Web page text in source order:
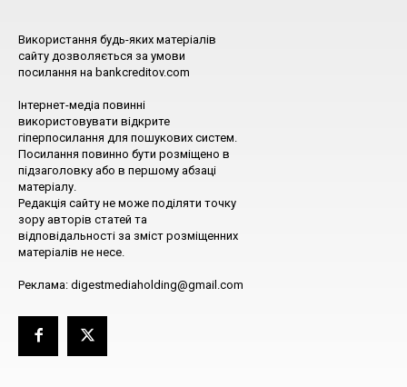
Використання будь-яких матеріалів
сайту дозволяється за умови
посилання на bankcreditov.com
Інтернет-медіа повинні
використовувати відкрите
гіперпосилання для пошукових систем.
Посилання повинно бути розміщено в
підзаголовку або в першому абзаці
матеріалу.
Редакція сайту не може поділяти точку
зору авторів статей та
відповідальності за зміст розміщенних
матеріалів не несе.
Реклама: digestmediaholding@gmail.com